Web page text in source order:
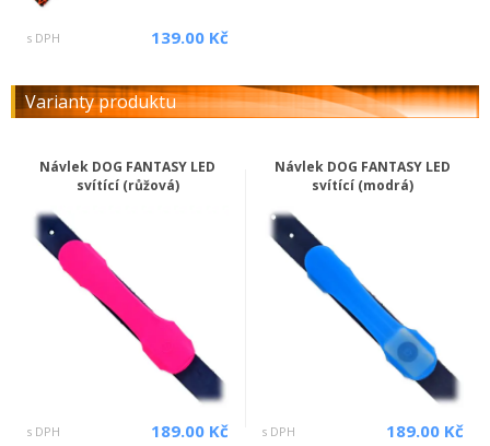
s DPH 139.00 Kč
Varianty produktu
Návlek DOG FANTASY LED
svítící (růžová)
s DPH 189.00 Kč
Návlek DOG FANTASY LED
svítící (modrá)
s DPH 189.00 Kč